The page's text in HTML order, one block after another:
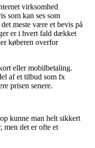
virksomhed
som kan ses som
meste være et bevis på
er i hvert fald dækket
køberen overfor
eller mobilbetaling.
af et tilbud som fx
prisen senere.
kunne man helt sikkert
men det er ofte et